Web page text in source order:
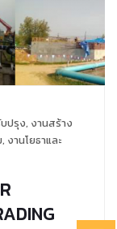
ปรุง, งานสร้าง
, งานโยธาและ